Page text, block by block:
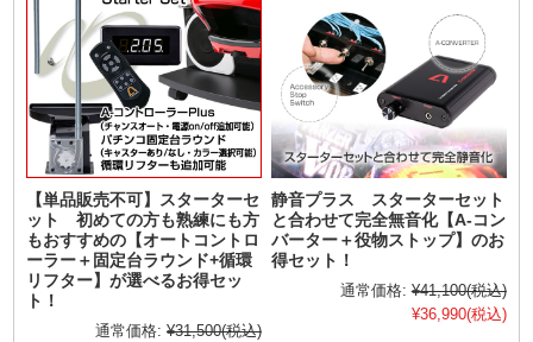
【単品販売不可】スターターセ
ット 初めての方も熟練にも方
もおすすめの【オートコントロ
ーラー＋固定台ラウンド+循環
リフター】が選べるお得セッ
ト！
通常価格: ¥31,500(税込)
静音プラス スターターセット
と合わせて完全無音化【A-コン
バーター＋役物ストップ】のお
得セット！
通常価格: ¥41,100(税込)
¥36,990(税込)